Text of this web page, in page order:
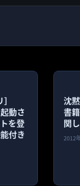
動さ
を登
付き
沈
書
関
2012